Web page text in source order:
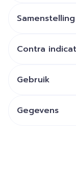
Samenstelling
Contra
Gebruik
Gegevens